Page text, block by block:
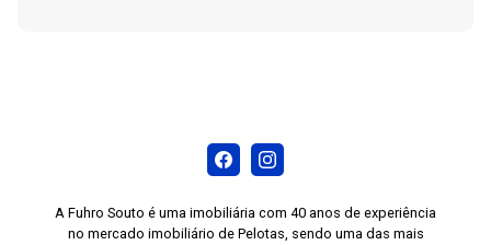
A Fuhro Souto é uma imobiliária com 40 anos de experiência
no mercado imobiliário de Pelotas, sendo uma das mais